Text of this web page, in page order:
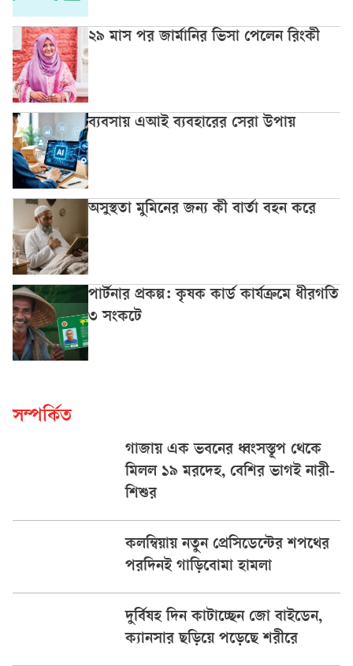
২৯ মাস পর জার্মানির ভিসা পেলেন রিংকী
ব্যবসায় এআই ব্যবহারের সেরা উপায়
অসুস্থতা মুমিনের জন্য কী বার্তা বহন করে
পার্টনার প্রকল্প: কৃষক কার্ড কার্যক্রমে ধীরগতি
৩ সংকটে
সম্পর্কিত
গাজায় এক ভবনের ধ্বংসস্তূপ থেকে
মিলল ১৯ মরদেহ, বেশির ভাগই নারী-
শিশুর
কলম্বিয়ায় নতুন প্রেসিডেন্টের শপথের
পরদিনই গাড়িবোমা হামলা
দুর্বিষহ দিন কাটাচ্ছেন জো বাইডেন,
ক্যানসার ছড়িয়ে পড়েছে শরীরে